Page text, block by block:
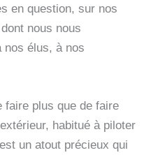
en question, sur nos
nous nous
nos élus, à nos
faire plus que de faire
habitué à piloter
un atout précieux qui